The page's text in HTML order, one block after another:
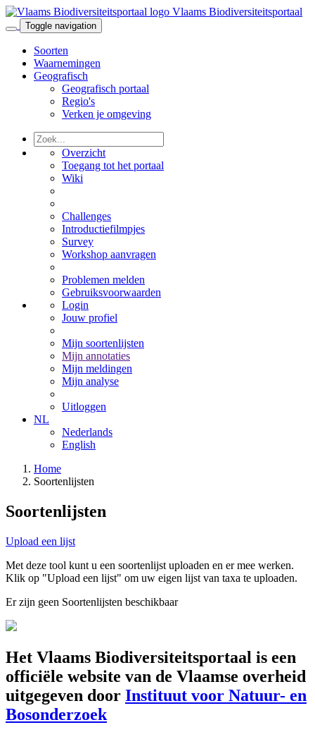
Vlaams Biodiversiteitsportaal
Toggle navigation
Soorten
Waarnemingen
Geografisch
Geografisch portaal
Regio's
Verken je omgeving
Overzicht
Toegang tot het portaal
Wiki
Challenges
Introductiefilmpjes
Survey
Workshop aanvragen
Problemen melden
Gebruiksvoorwaarden
Login
Jouw profiel
Mijn soortenlijsten
Mijn annotaties
Mijn meldingen
Mijn analyse
Uitloggen
NL
Nederlands
English
Home
Soortenlijsten
Soortenlijsten
Upload een lijst
Met deze tool kunt u een soortenlijst uploaden en er mee werken.
Klik op "Upload een lijst" om uw eigen lijst van taxa te uploaden.
Er zijn geen Soortenlijsten beschikbaar
Het Vlaams Biodiversiteitsportaal is een
officiële website van de Vlaamse overheid
uitgegeven door Instituut voor Natuur- en
Bosonderzoek